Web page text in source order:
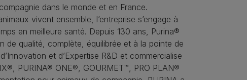
dans le monde et en France.
vivent ensemble, l’entreprise s’engage à
en meilleure santé. Depuis 130 ans, Purina®
de qualité, complète, équilibrée et à la pointe de
et d’Expertise R&D et commercialise
PURINA® ONE®, GOURMET™, PRO PLAN®